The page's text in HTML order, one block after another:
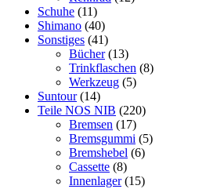
Schuhe (11)
Shimano (40)
Sonstiges (41)
Bücher (13)
Trinkflaschen (8)
Werkzeug (5)
Suntour (14)
Teile NOS NIB (220)
Bremsen (17)
Bremsgummi (5)
Bremshebel (6)
Cassette (8)
Innenlager (15)